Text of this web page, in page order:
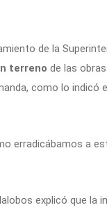
de la
terreno de las
como lo indicó
erradicábamos a
explicó que la